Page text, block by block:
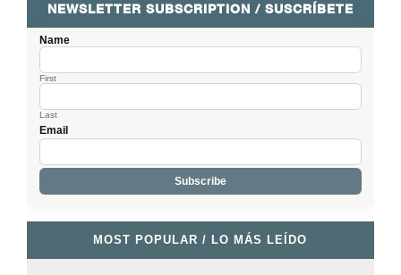
NEWSLETTER SUBSCRIPTION / SUSCRÍBETE
Name
First
Last
Email
MOST POPULAR / LO MÁS LEÍDO